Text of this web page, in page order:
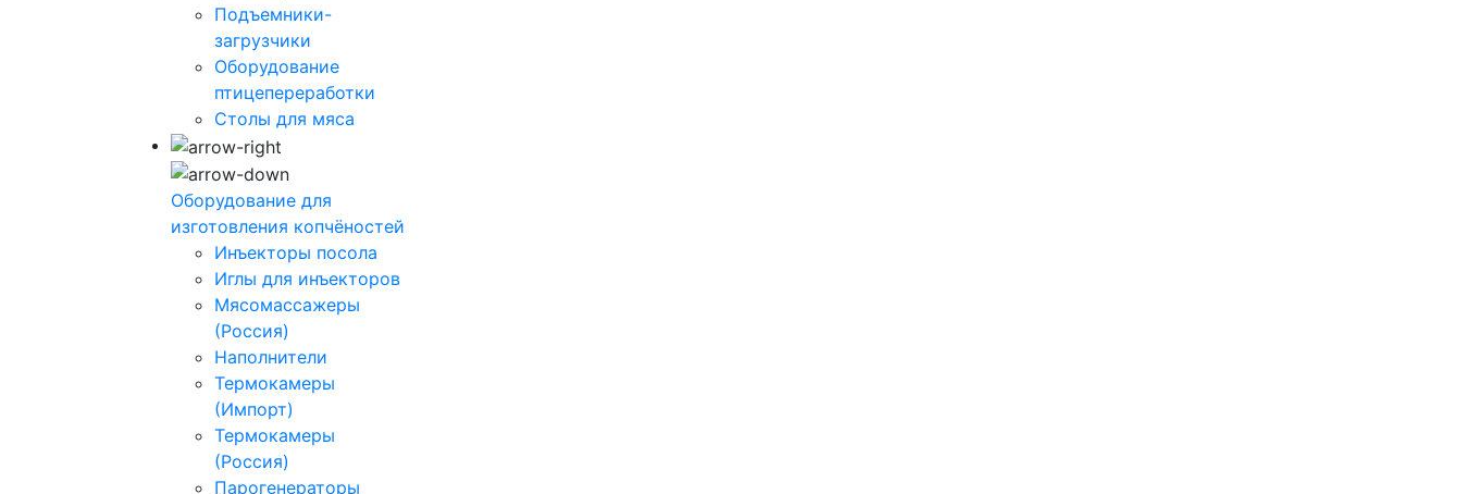
Подъемники-
загрузчики
Оборудование
птицепереработки
Столы для мяса
Оборудование для
изготовления копчёностей
Инъекторы посола
Иглы для инъекторов
Мясомассажеры
(Россия)
Наполнители
Термокамеры
(Импорт)
Термокамеры
(Россия)
Парогенераторы